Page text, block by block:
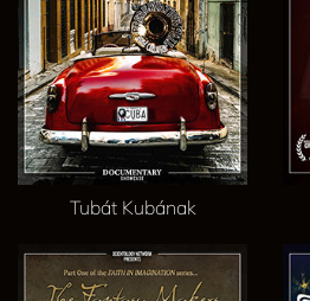
Tubát Kubának